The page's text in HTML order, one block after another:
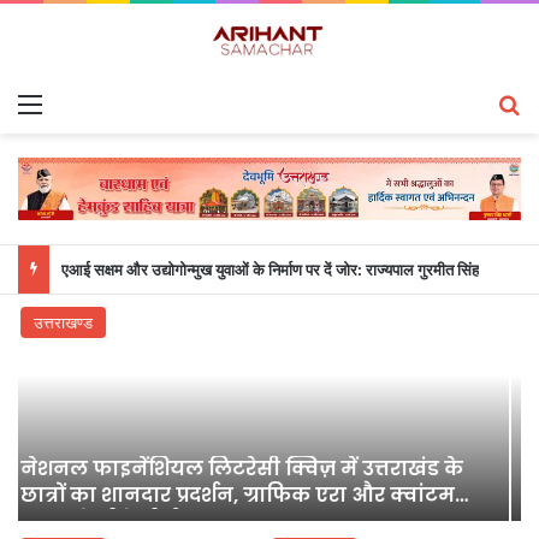
एआई सक्षम और उद्योगोन्मुख युवाओं के निर्माण पर दें जोर: राज्यपाल गुरमीत सिंह
उत्तराखण्ड
सुप्रीम कोर्ट में न्यायाधीशों की संख्या बढ़ाने वाले
विधेयक का डॉ. नरेश बंसल ने किया जोरदार समर्थन